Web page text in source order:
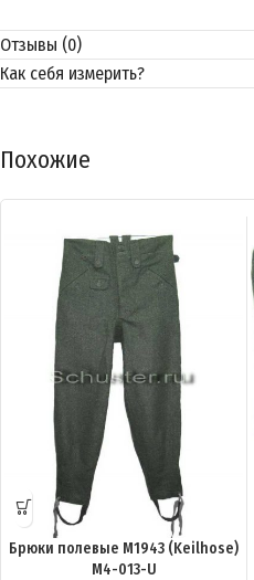
Отзывы (0)
Как себя измерить?
Похожие
Брюки полевые М1943 (Keilhose)
M4-013-U